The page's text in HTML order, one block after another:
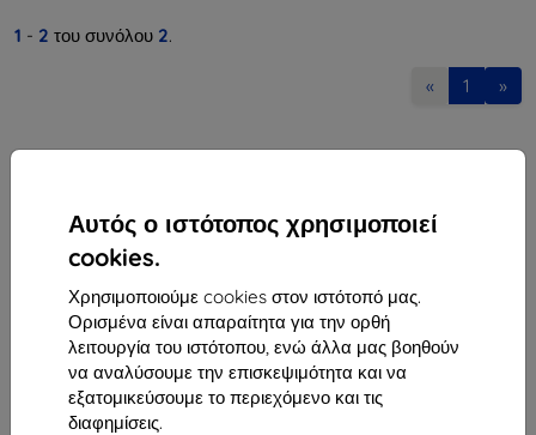
Αυτός ο ιστότοπος χρησιμοποιεί
cookies.
Χρησιμοποιούμε cookies στον ιστότοπό μας.
Ορισμένα είναι απαραίτητα για την ορθή
λειτουργία του ιστότοπου, ενώ άλλα μας βοηθούν
να αναλύσουμε την επισκεψιμότητα και να
εξατομικεύσουμε το περιεχόμενο και τις
διαφημίσεις.
1 - 2 του συνόλου 2.
« 1 »
Οδός Rudolfa Mocka 3750/2A
841 04 Bratislava
Αριθμός Μητρώου Εταιρείας:46701494
ΑΦΜ ΦΠΑ:SK2023549671